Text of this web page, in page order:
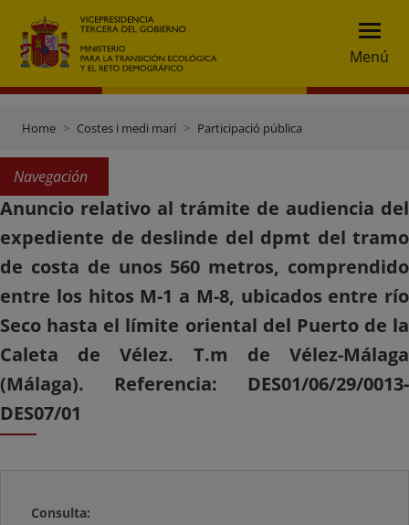
Menú
Home Costes i medi marí Participació pública
Navegación
Anuncio relativo al trámite de audiencia del
expediente de deslinde del dpmt del tramo
de costa de unos 560 metros, comprendido
entre los hitos M-1 a M-8, ubicados entre río
Seco hasta el límite oriental del Puerto de la
Caleta de Vélez. T.m de Vélez-Málaga
(Málaga). Referencia: DES01/06/29/0013-
DES07/01
Consulta: